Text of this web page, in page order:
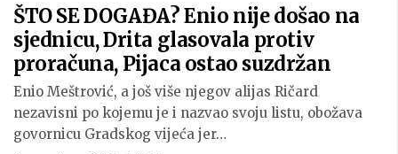
ŠTO SE DOGAĐA? Enio nije došao na
sjednicu, Drita glasovala protiv
proračuna, Pijaca ostao suzdržan
Enio Meštrović, a još više njegov alijas Ričard
nezavisni po kojemu je i nazvao svoju listu, obožava
govornicu Gradskog vijeća jer…